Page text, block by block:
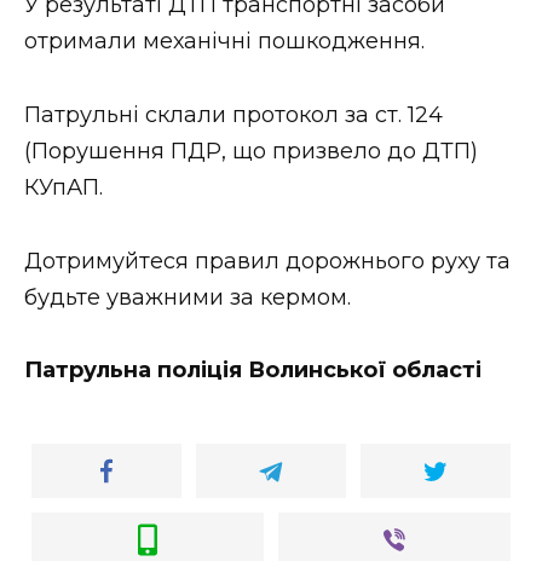
ВІДЕО
отримали механічні пошкодження.
Патрульні склали протокол за ст. 124
(Порушення ПДР, що призвело до ДТП)
КУпАП.
Дотримуйтеся правил дорожнього руху та
будьте уважними за кермом.
Патрульна поліція Волинської області